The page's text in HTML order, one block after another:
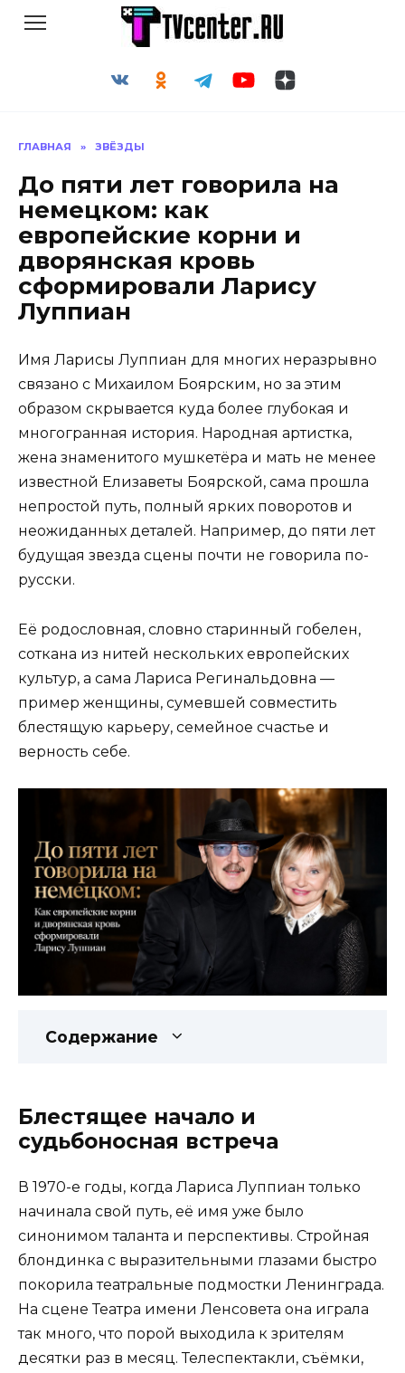
ГЛАВНАЯ » ЗВЁЗДЫ
До пяти лет говорила на
немецком: как
европейские корни и
дворянская кровь
сформировали Ларису
Луппиан
Имя Ларисы Луппиан для многих неразрывно
связано с Михаилом Боярским, но за этим
образом скрывается куда более глубокая и
многогранная история. Народная артистка,
жена знаменитого мушкетёра и мать не менее
известной Елизаветы Боярской, сама прошла
непростой путь, полный ярких поворотов и
неожиданных деталей. Например, до пяти лет
будущая звезда сцены почти не говорила по-
русски.
Её родословная, словно старинный гобелен,
соткана из нитей нескольких европейских
культур, а сама Лариса Регинальдовна —
пример женщины, сумевшей совместить
блестящую карьеру, семейное счастье и
верность себе.
Содержание
Блестящее начало и
судьбоносная встреча
В 1970-е годы, когда Лариса Луппиан только
начинала свой путь, её имя уже было
синонимом таланта и перспективы. Стройная
блондинка с выразительными глазами быстро
покорила театральные подмостки Ленинграда.
На сцене Театра имени Ленсовета она играла
так много, что порой выходила к зрителям
десятки раз в месяц. Телеспектакли, съёмки,